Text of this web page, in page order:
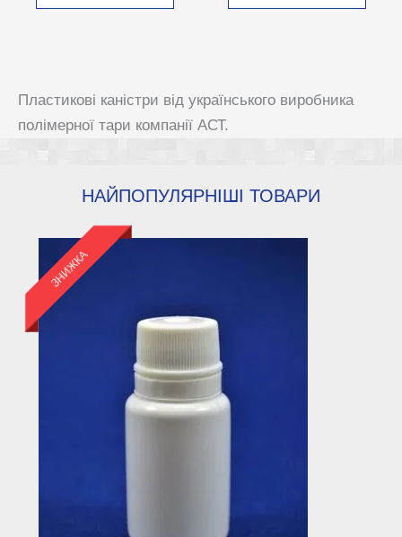
Пластикові каністри від українського виробника
полімерної тари компанії АСТ.
НАЙПОПУЛЯРНІШІ ТОВАРИ
ЗНИЖКА